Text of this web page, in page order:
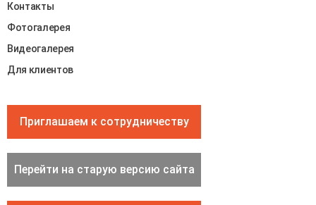
Контакты
Фотогалерея
Видеогалерея
Для клиентов
Приглашаем к сотрудничеству
Перейти на старую версию сайта